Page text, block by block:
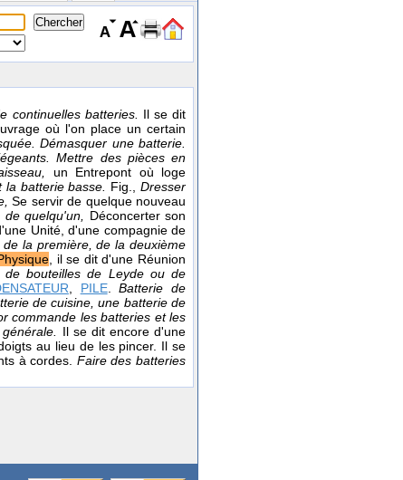
continuelles batteries. Il se dit
où l'on place un certain
Démasquer une batterie.
Mettre des pièces en
un Entrepont où loge
batterie basse. Fig.,Dresser
Se servir de quelque nouveau
quelqu'un, Déconcerter son
Unité, d'une compagnie de
la première, de la deuxième
, il se dit d'une Réunion
de bouteilles de Leyde ou de
, PILE.Batterie de
de cuisine, une batterie de
commande les batteries et les
Il se dit encore d'une
au lieu de les pincer. Il se
à cordes. Faire des batteries